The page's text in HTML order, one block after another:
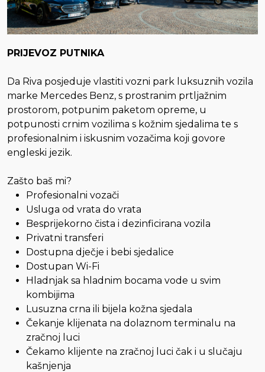
PRIJEVOZ PUTNIKA
Da Riva posjeduje vlastiti vozni park luksuznih vozila
marke Mercedes Benz, s prostranim prtljažnim
prostorom, potpunim paketom opreme, u
potpunosti crnim vozilima s kožnim sjedalima te s
profesionalnim i iskusnim vozačima koji govore
engleski jezik.
Zašto baš mi?
Profesionalni vozači
Usluga od vrata do vrata
Besprijekorno čista i dezinficirana vozila
Privatni transferi
Dostupna dječje i bebi sjedalice
Dostupan Wi-Fi
Hladnjak sa hladnim bocama vode u svim
kombijima
Lusuzna crna ili bijela kožna sjedala
Čekanje klijenata na dolaznom terminalu na
zračnoj luci
Čekamo klijente na zračnoj luci čak i u slučaju
kašnjenja